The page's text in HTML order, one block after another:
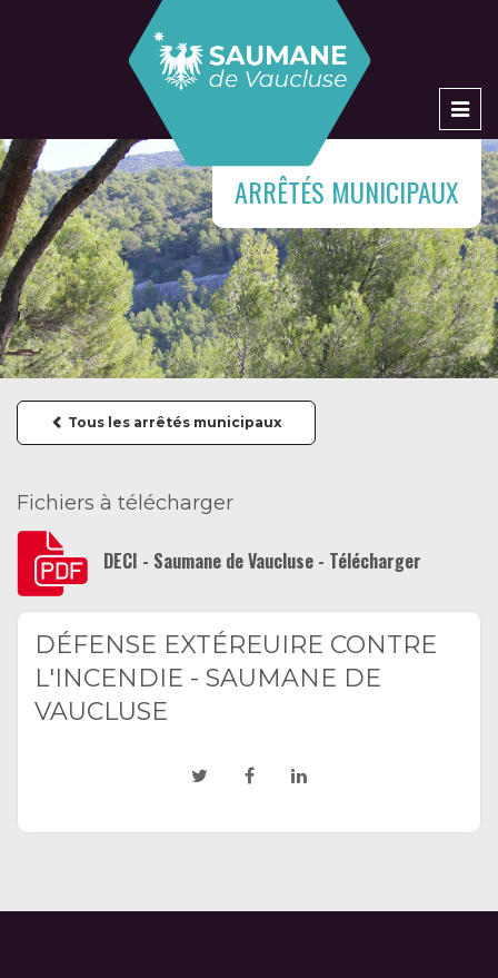
ARRÊTÉS MUNICIPAUX
Tous les arrêtés municipaux
Fichiers à télécharger
DECI - Saumane de Vaucluse - Télécharger
DÉFENSE EXTÉREUIRE CONTRE
L'INCENDIE - SAUMANE DE
VAUCLUSE